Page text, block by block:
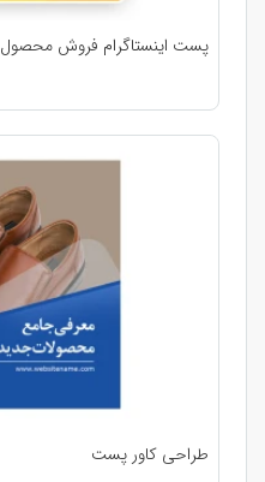
پست اینستاگرام فروش محصول
طراحی کاور پست